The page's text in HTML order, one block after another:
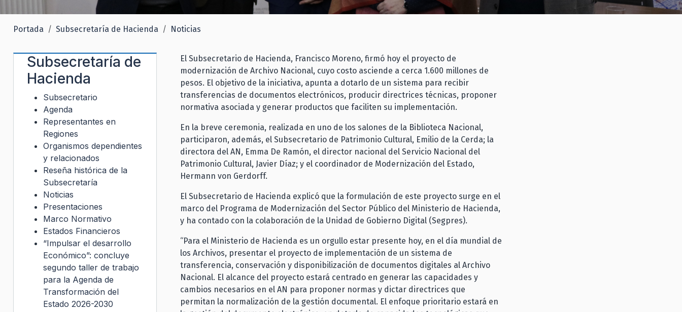
Portada Subsecretaría de Hacienda Noticias
El Subsecretario de Hacienda, Francisco Moreno, firmó hoy el proyecto de
modernización de Archivo Nacional, cuyo costo asciende a cerca 1.600 millones de
pesos. El objetivo de la iniciativa, apunta a dotarlo de un sistema para recibir
transferencias de documentos electrónicos, producir directrices técnicas, proponer
normativa asociada y generar productos que faciliten su implementación.
En la breve ceremonia, realizada en uno de los salones de la Biblioteca Nacional,
participaron, además, el Subsecretario de Patrimonio Cultural, Emilio de la Cerda; la
directora del AN, Emma De Ramón, el director nacional del Servicio Nacional del
Patrimonio Cultural, Javier Díaz; y el coordinador de Modernización del Estado,
Hermann von Gerdorff.
El Subsecretario de Hacienda explicó que la formulación de este proyecto surge en el
marco del Programa de Modernización del Sector Público del Ministerio de Hacienda,
y ha contado con la colaboración de la Unidad de Gobierno Digital (Segpres).
“Para el Ministerio de Hacienda es un orgullo estar presente hoy, en el día mundial de
los Archivos, presentar el proyecto de implementación de un sistema de
transferencia, conservación y disponibilización de documentos digitales al Archivo
Nacional. El alcance del proyecto estará centrado en generar las capacidades y
cambios necesarios en el AN para proponer normas y dictar directrices que
permitan la normalización de la gestión documental. El enfoque prioritario estará en
Subsecretaría de
Hacienda
Subsecretario
Agenda
Representantes en
Regiones
Organismos dependientes
y relacionados
Reseña histórica de la
Subsecretaría
Noticias
Presentaciones
Marco Normativo
Estados Financieros
“Impulsar el desarrollo
Económico”: concluye
segundo taller de trabajo
para la Agenda de
Transformación del
Estado 2026-2030